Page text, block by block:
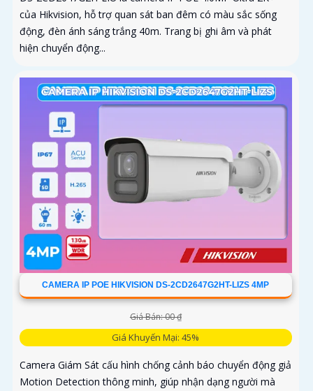
của Hikvision, hỗ trợ quan sát ban đêm có màu sắc sống
động, đèn ánh sáng trắng 40m. Trang bị ghi âm và phát
hiện chuyển động...
CAMERA IP POE HIKVISION DS-2CD2647G2HT-LIZS 4MP
Giá Bán: 00 ₫
Giá Khuyến Mại: 45%
Camera Giám Sát cấu hình chống cảnh báo chuyển động giả
Motion Detection thông minh, giúp nhận dạng người mà